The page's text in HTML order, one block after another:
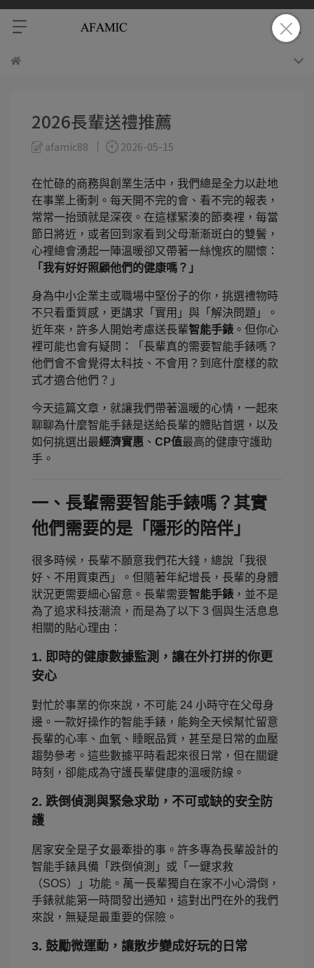
2026長輩送禮推薦
afamic88 2026-05-15
在忙碌的商務與創業生活中，我們總是全力以赴地
在事業上衝刺。每天開不完的會、看不完的報表，
常常一抬頭就是深夜。在這樣緊湊的節奏裡，每當
節日將近，或者回到家看到父母漸漸斑白的雙鬢，
心裡總會湧起一陣溫暖卻又帶著一絲愧疚的關懷：
「我有好好照顧他們的健康嗎？」
身為中小企業主或職場中堅份子的你，挑選禮物時
不只看重質感，更講求「實用」與「解決問題」。
近年來，許多人開始考慮送長輩智能手錶 。但你心
裡可能也會有疑問：「長輩真的需要智能手錶嗎？
他們會不會覺得太科技、不會用？到底什麼樣的款
式才適合他們？」
今天這篇文章，就讓我們帶著溫暖的心情，一起來
聊聊為什麼智能手錶是送給長輩的體貼首選，以及
如何挑選出最經濟實惠 、 CP值最高的健康守護助
手。
一、長輩需要智能手錶嗎？其實
他們需要的是「隱形的陪伴」
很多時候，長輩不願意我們花大錢，總說「我很
好、不用買東西」。但隨著年紀增長，長輩的身體
狀況更需要細心留意。長輩需要智能手錶 ，並不是
為了追求科技潮流，而是為了以下 3 個與生活息息
相關的貼心理由：
1. 即時的健康數據監測，讓在外打拼的你更
安心
對忙於事業的你來說，不可能 24 小時守在父母身
邊。一款好操作的智能手錶，能夠全天候幫忙留意
長輩的心率、血氧、睡眠品質，甚至是日常的血壓
趨勢參考。這些數據平時看起來很日常，但在關鍵
時刻，卻能成為守護長輩健康的溫暖防線。
2. 跌倒偵測與緊急求助，不可或缺的安全防
護
居家安全是子女最牽掛的事。許多專為長輩設計的
智能手錶具備「跌倒偵測」或「一鍵求救
（SOS）」功能。萬一長輩獨自在家不小心滑倒，
手錶就能第一時間發出通知，這對出門在外的我們
來說，無疑是最重要的保險。
3. 鼓勵微運動，讓散步變成好玩的日常